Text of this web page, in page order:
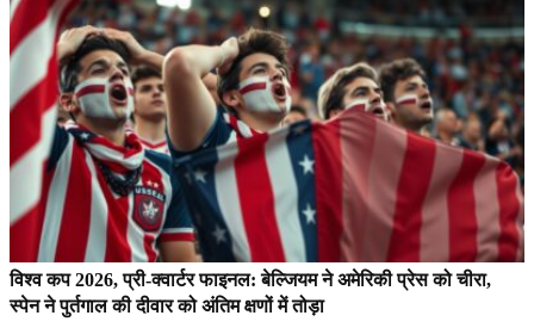
विश्व कप 2026, प्री-क्वार्टर फाइनल: बेल्जियम ने अमेरिकी प्रेस को चीरा,
स्पेन ने पुर्तगाल की दीवार को अंतिम क्षणों में तोड़ा